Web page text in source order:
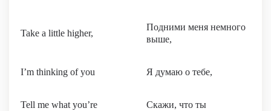
Take a little higher,
Подними меня немного
выше,
I’m thinking of you Я думаю о тебе,
Tell me what you’re
Скажи, что ты